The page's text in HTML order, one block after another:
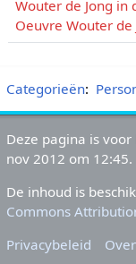
Wouter de Jong in
Oeuvre Wouter de
Categorieën:
Deze pagina is
nov 2012 om 12:45.
De inhoud is
Commons
Privacybeleid